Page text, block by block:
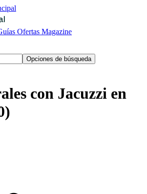
Ofertas Magazine
Opciones de búsqueda
con Jacuzzi en